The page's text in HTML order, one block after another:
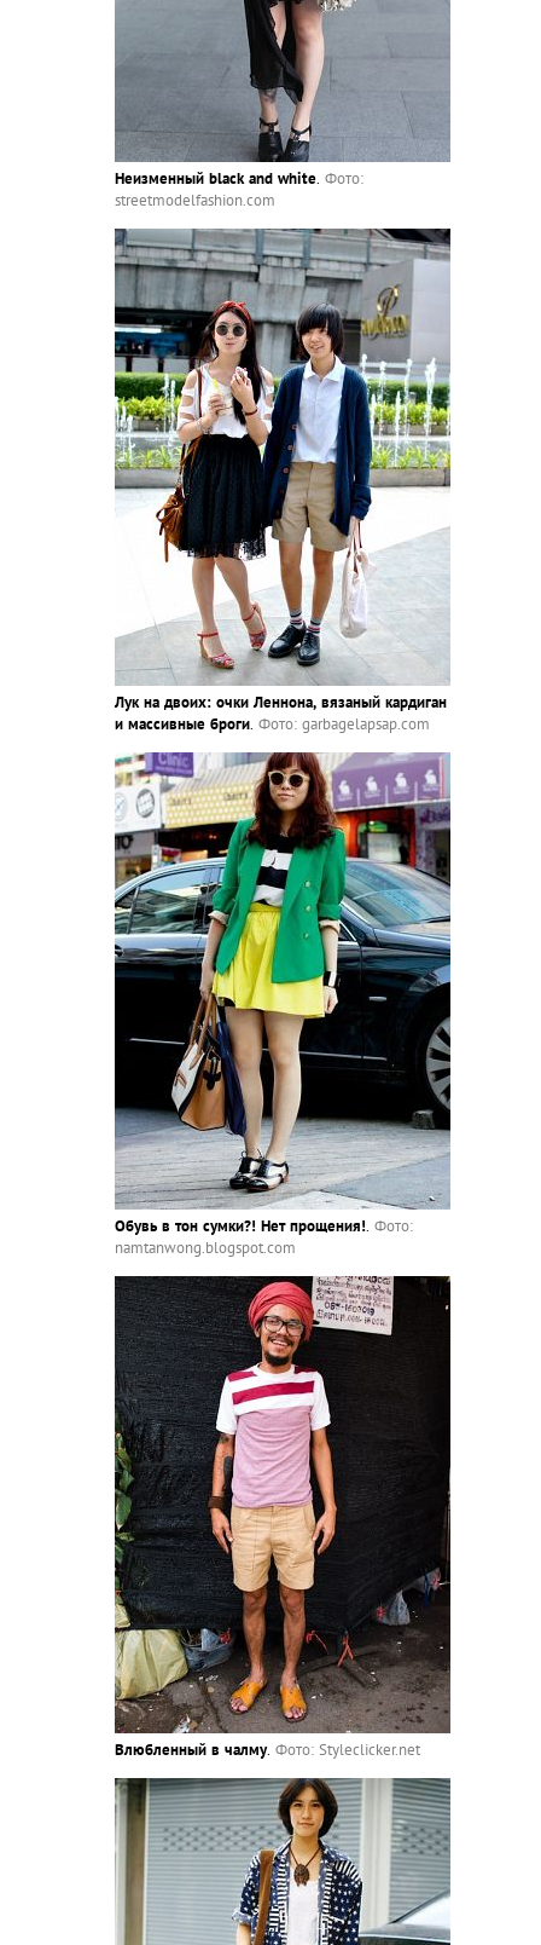
Неизменный black and white. Фото:
streetmodelfashion.com
Лук на двоих: очки Леннона, вязаный кардиган
и массивные броги. Фото: garbagelapsap.com
Обувь в тон сумки?! Нет прощения!. Фото:
namtanwong.blogspot.com
Влюбленный в чалму. Фото: Styleclicker.net